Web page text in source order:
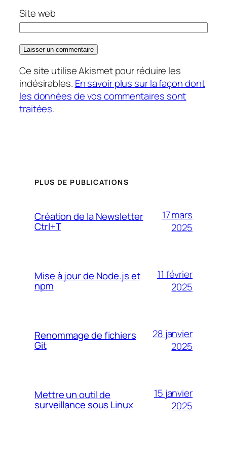
Site web
Ce site utilise Akismet pour réduire les
indésirables. En savoir plus sur la façon dont
les données de vos commentaires sont
traitées.
PLUS DE PUBLICATIONS
Création de la Newsletter
Ctrl+T
17 mars
2025
Mise à jour de Node.js et
npm
11 février
2025
Renommage de fichiers
Git
28 janvier
2025
Mettre un outil de
surveillance sous Linux
15 janvier
2025